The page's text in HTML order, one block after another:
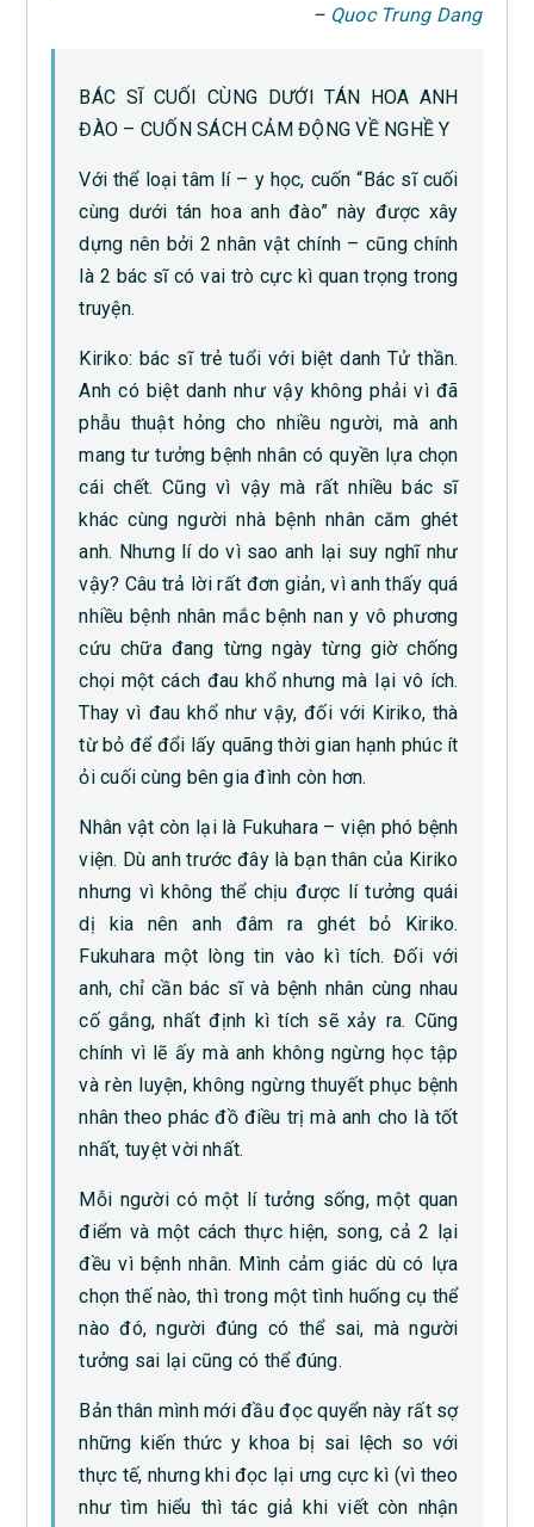
– Quoc Trung Dang
BÁC SĨ CUỐI CÙNG DƯỚI TÁN HOA ANH
ĐÀO – CUỐN SÁCH CẢM ĐỘNG VỀ NGHỀ Y
Với thể loại tâm lí – y học, cuốn “Bác sĩ cuối
cùng dưới tán hoa anh đào” này được xây
dựng nên bởi 2 nhân vật chính – cũng chính
là 2 bác sĩ có vai trò cực kì quan trọng trong
truyện.
Kiriko: bác sĩ trẻ tuổi với biệt danh Tử thần.
Anh có biệt danh như vậy không phải vì đã
phẫu thuật hỏng cho nhiều người, mà anh
mang tư tưởng bệnh nhân có quyền lựa chọn
cái chết. Cũng vì vậy mà rất nhiều bác sĩ
khác cùng người nhà bệnh nhân căm ghét
anh. Nhưng lí do vì sao anh lại suy nghĩ như
vậy? Câu trả lời rất đơn giản, vì anh thấy quá
nhiều bệnh nhân mắc bệnh nan y vô phương
cứu chữa đang từng ngày từng giờ chống
chọi một cách đau khổ nhưng mà lại vô ích.
Thay vì đau khổ như vậy, đối với Kiriko, thà
từ bỏ để đổi lấy quãng thời gian hạnh phúc ít
ỏi cuối cùng bên gia đình còn hơn.
Nhân vật còn lại là Fukuhara – viện phó bệnh
viện. Dù anh trước đây là bạn thân của Kiriko
nhưng vì không thể chịu được lí tưởng quái
dị kia nên anh đâm ra ghét bỏ Kiriko.
Fukuhara một lòng tin vào kì tích. Đối với
anh, chỉ cần bác sĩ và bệnh nhân cùng nhau
cố gắng, nhất định kì tích sẽ xảy ra. Cũng
chính vì lẽ ấy mà anh không ngừng học tập
và rèn luyện, không ngừng thuyết phục bệnh
nhân theo phác đồ điều trị mà anh cho là tốt
nhất, tuyệt vời nhất.
Mỗi người có một lí tưởng sống, một quan
điểm và một cách thực hiện, song, cả 2 lại
đều vì bệnh nhân. Mình cảm giác dù có lựa
chọn thế nào, thì trong một tình huống cụ thể
nào đó, người đúng có thể sai, mà người
tưởng sai lại cũng có thể đúng.
Bản thân mình mới đầu đọc quyển này rất sợ
những kiến thức y khoa bị sai lệch so với
thực tế, nhưng khi đọc lại ưng cực kì (vì theo
như tìm hiểu thì tác giả khi viết còn nhận